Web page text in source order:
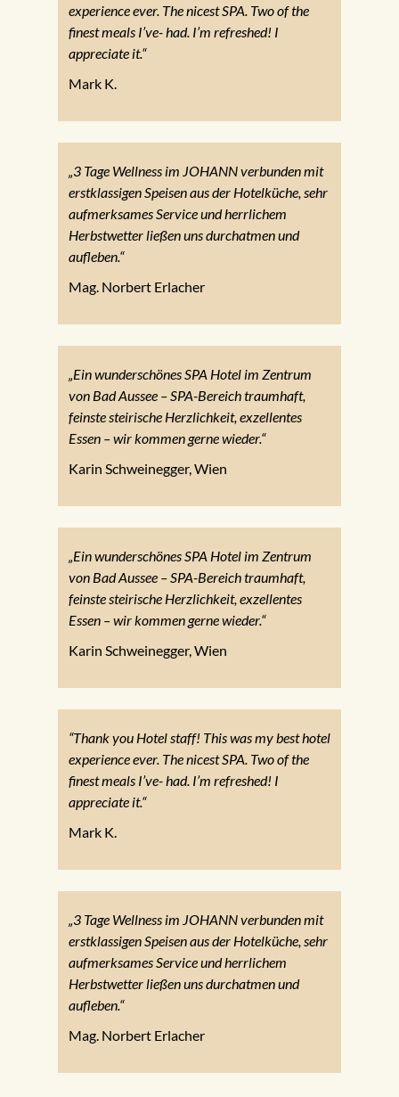
experience ever. The nicest SPA. Two of the
finest meals I’ve- had. I’m refreshed! I
appreciate it.“
Mark K.
„3 Tage Wellness im JOHANN verbunden mit
erstklassigen Speisen aus der Hotelküche, sehr
aufmerksames Service und herrlichem
Herbstwetter ließen uns durchatmen und
aufleben.“
Mag. Norbert Erlacher
„Ein wunderschönes SPA Hotel im Zentrum
von Bad Aussee – SPA-Bereich traumhaft,
feinste steirische Herzlichkeit, exzellentes
Essen – wir kommen gerne wieder.“
Karin Schweinegger, Wien
„Ein wunderschönes SPA Hotel im Zentrum
von Bad Aussee – SPA-Bereich traumhaft,
feinste steirische Herzlichkeit, exzellentes
Essen – wir kommen gerne wieder.“
Karin Schweinegger, Wien
“Thank you Hotel staff! This was my best hotel
experience ever. The nicest SPA. Two of the
finest meals I’ve- had. I’m refreshed! I
appreciate it.“
Mark K.
„3 Tage Wellness im JOHANN verbunden mit
erstklassigen Speisen aus der Hotelküche, sehr
aufmerksames Service und herrlichem
Herbstwetter ließen uns durchatmen und
aufleben.“
Mag. Norbert Erlacher